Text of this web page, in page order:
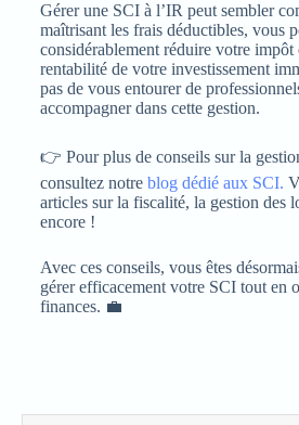
Gérer une SCI à l’IR peut sembler
maîtrisant les frais déductibles, vous
considérablement réduire votre impôt
rentabilité de votre investissement
pas de vous entourer de
accompagner dans cette gestion.
👉 Pour plus de conseils sur la
consultez notre blog dédié aux SCI.
articles sur la fiscalité, la gestion des
encore !
Avec ces conseils, vous êtes
gérer efficacement votre SCI tout en
finances. 💼